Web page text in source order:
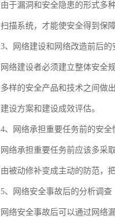
由于漏洞和安全隐患的形式多
扫描系统，才能使安全得到保障
3、网络建设和网络改造前后
网络建设者必须建立整体安全
多样的安全产品和技术之间做
建设方案和建设成效评估。
4、网络承担重要任务前的安全
网络承担重要任务前应该多采
由被动修补变成主动的防范，
5、网络安全事故后的分析调查
网络安全事故后可以通过网络